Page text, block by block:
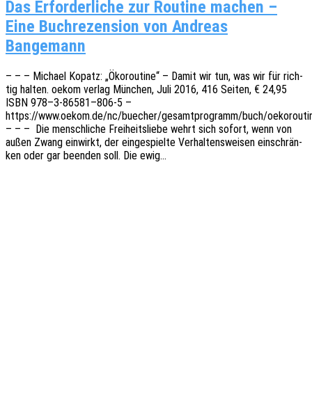
Das Erfor­der­li­che zur Rou­ti­ne machen –
Eine Buch­re­zen­si­on von Andre­as
Bangemann
– – – Micha­el Kopatz: „Ökorou­ti­ne“ – Damit wir tun, was wir für rich­
tig halten. oekom verlag München, Juli 2016, 416 Seiten, € 24,95
ISBN 978–3‑86581–806‑5 –
https://www.oekom.de/nc/buecher/gesamtprogramm/buch/
– – – Die mensch­li­che Frei­heits­lie­be wehrt sich sofort, wenn von
außen Zwang einwirkt, der einge­spiel­te Verhal­tens­wei­sen einschrän­
ken oder gar been­den soll. Die ewig…